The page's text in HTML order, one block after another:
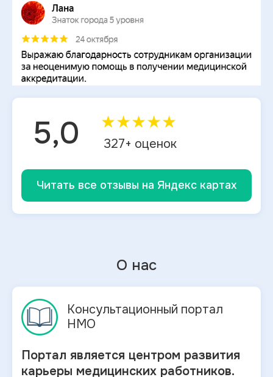
5,0 ★★★★★
327+ оценок
Читать все отзывы на Яндекс картах
О нас
Консультационный портал
НМО
Портал является центром развития
карьеры медицинских работников.